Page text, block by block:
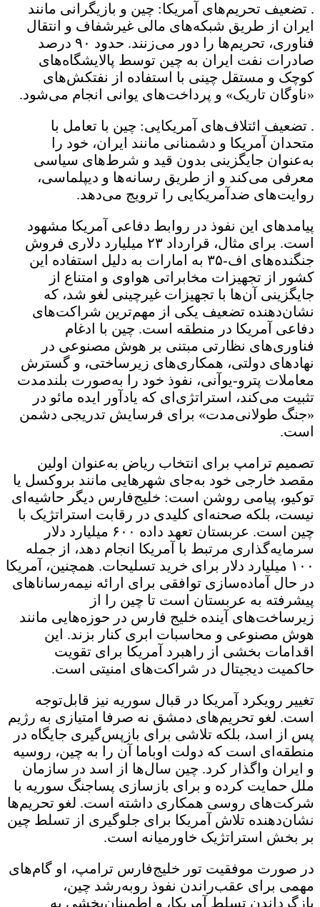
. تضعیف تحریم‌های آمریکا: چین و بازیگرانی مانند
ایران از طریق شبکه‌های مالی غیرشفاف و انتقال
فناوری، تحریم‌ها را دور می‌زنند. حدود ۹۰ درصد
صادرات نفت ایران به چین توسط پالایشگاه‌های
کوچک و مستقل چینی با استفاده از نفتکش‌های
«ناوگان تاریک» و پرداخت‌های یوانی انجام می‌شود.
. تضعیف ائتلاف‌های آمریکایی: چین با تعامل با
متحدان آمریکا و دشمنانی مانند ایران، خود را
به‌عنوان جایگزینی بدون قید و شرط‌های سیاسی
معرفی می‌کند و از طریق رسانه‌ها و دیپلماسی،
روایت‌های ضدآمریکایی را ترویج می‌دهد.
پیامدهای این نفوذ در روابط دفاعی آمریکا مشهود
است. برای مثال، قرارداد ۲۳ میلیارد دلاری فروش
جنگنده‌های اف-۳۵ به امارات به دلیل استفاده این
کشور از تجهیزات مخابراتی هواوی و امتناع از
جایگزینی آن‌ها با تجهیزات غیرچینی لغو شد، که
نشان‌دهنده تضعیف یکی از مهم‌ترین شراکت‌های
دفاعی آمریکا در منطقه است. چین با ادغام
فناوری‌های نظارتی مبتنی بر هوش مصنوعی در
نهادهای دولتی، همکاری‌های زیرساختی، و گسترش
معاملات پترو-یوآنی، نفوذ خود را به‌صورت بلندمدت
تثبیت می‌کند، استراتژی‌ای که یادآور ایده مائو در
«جنگ طولانی‌مدت» برای فرسایش تدریجی دشمن
است.
تصمیم ترامپ برای انتخاب ریاض به‌عنوان اولین
مقصد خارجی خود به‌جای شهرهایی مانند بروکسل یا
توکیو، پیامی روشن است: خلیج‌فارس دیگر حاشیه‌ای
نیست، بلکه صحنه‌ای کلیدی در رقابت استراتژیک با
چین است. عربستان تعهد داده ۶۰۰ میلیارد دلار
سرمایه‌گذاری مرتبط با آمریکا انجام دهد، از جمله
۱۰۰ میلیارد دلار برای خرید تسلیحات. همچنین، آمریکا
در حال آماده‌سازی توافقی برای ارائه نیمه‌رساناهای
پیشرفته به عربستان است تا چین را از
زیرساخت‌های آینده خلیج ‌فارس در حوزه‌هایی مانند
هوش مصنوعی و محاسبات ابری کنار بزند. این
اقدامات بخشی از راهبرد آمریکا برای تقویت
حاکمیت دیجیتال در شراکت‌های امنیتی است.
تغییر رویکرد آمریکا در قبال سوریه نیز قابل‌توجه
است. لغو تحریم‌های دمشق نه صرفا امتیازی به رژیم
پس از اسد، بلکه تلاشی برای بازپس‌گیری جایگاه در
منطقه‌ای است که دولت اوباما آن را به چین، روسیه
و ایران واگذار کرد. چین سال‌ها از اسد در سازمان
ملل حمایت کرده و برای بازسازی پساجنگ سوریه با
شرکت‌های روسی همکاری داشته است. لغو تحریم‌ها
نشان‌دهنده تلاش آمریکا برای جلوگیری از تسلط چین
بر بخش استراتژیک خاورمیانه است.
در صورت موفقیت تور خلیج‌فارس ترامپ، او گام‌های
مهمی برای عقب‌راندن نفوذ روبه‌رشد چین،
بازگرداندن تسلط آمریکا، و اطمینان‌بخشی به